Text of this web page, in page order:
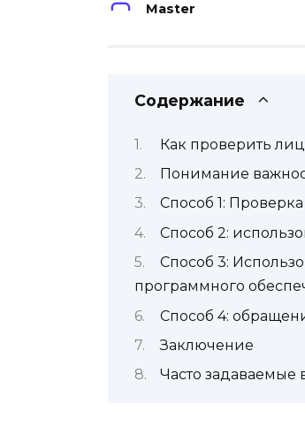
Master
Содержание
Как проверить
Понимание
Способ 1:
Способ 2:
Способ 3:
программного
Способ 4:
Заключение
Часто задаваемые